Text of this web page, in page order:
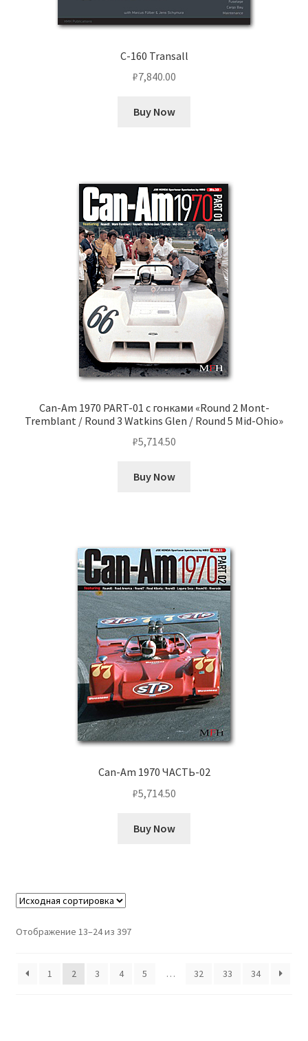
C-160 Transall
₽7,840.00
Buy Now
Can-Am 1970 PART-01 с гонками «Round 2 Mont-
Tremblant / Round 3 Watkins Glen / Round 5 Mid-Ohio»
₽5,714.50
Buy Now
Can-Am 1970 ЧАСТЬ-02
₽5,714.50
Buy Now
Отображение 13–24 из 397
1 2 3 4 5 … 32 33 34